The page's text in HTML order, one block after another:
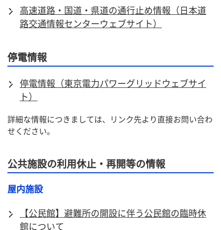
高速道路・国道・県道の通行止め情報（日本道
路交通情報センターウェブサイト）
停電情報
停電情報（東京電力パワーグリッドウェブサイ
ト）
詳細な情報につきましては、リンク先より直接お問い合わ
せください。
公共施設の利用休止・再開等の情報
屋内施設
【公民館】避難所の開設に伴う公民館の臨時休
館について